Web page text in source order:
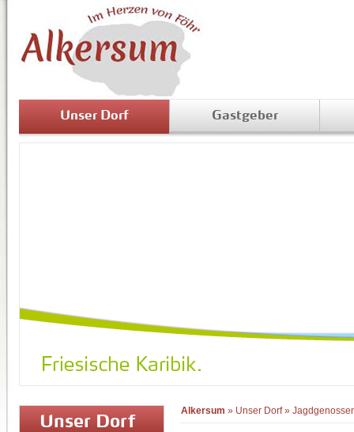
Unser Dorf Gastgeber
Alkersum » Unser Dorf»
Unser Dorf